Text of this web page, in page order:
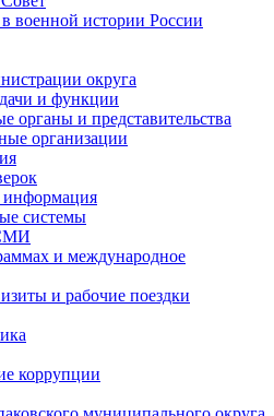
военной истории России
округа
и функции
органы и представительства
организации
информация
системы
и международное
и рабочие поездки
коррупции